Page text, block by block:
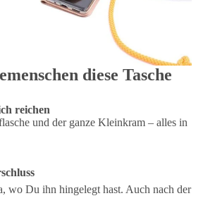
Beschläge mit Antik-Messingeffekt
abwischen, nicht in die Waschmaschine
diese Tasche
reichen
und der ganze Kleinkram – alles in
wo Du ihn hingelegt hast. Auch nach der